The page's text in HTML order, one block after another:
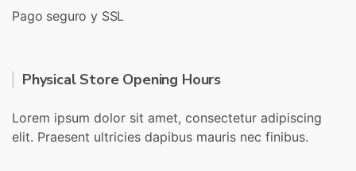
Pago seguro y SSL
Physical Store Opening Hours
Lorem ipsum dolor sit amet, consectetur adipiscing
elit. Praesent ultricies dapibus mauris nec finibus.